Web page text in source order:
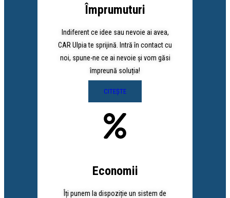
Împrumuturi
Indiferent ce idee sau nevoie ai avea,
CAR Ulpia te sprijină. Intră în contact cu
noi, spune-ne ce ai nevoie și vom găsi
împreună soluția!
CITEȘTE
Economii
Îți punem la dispoziție un sistem de